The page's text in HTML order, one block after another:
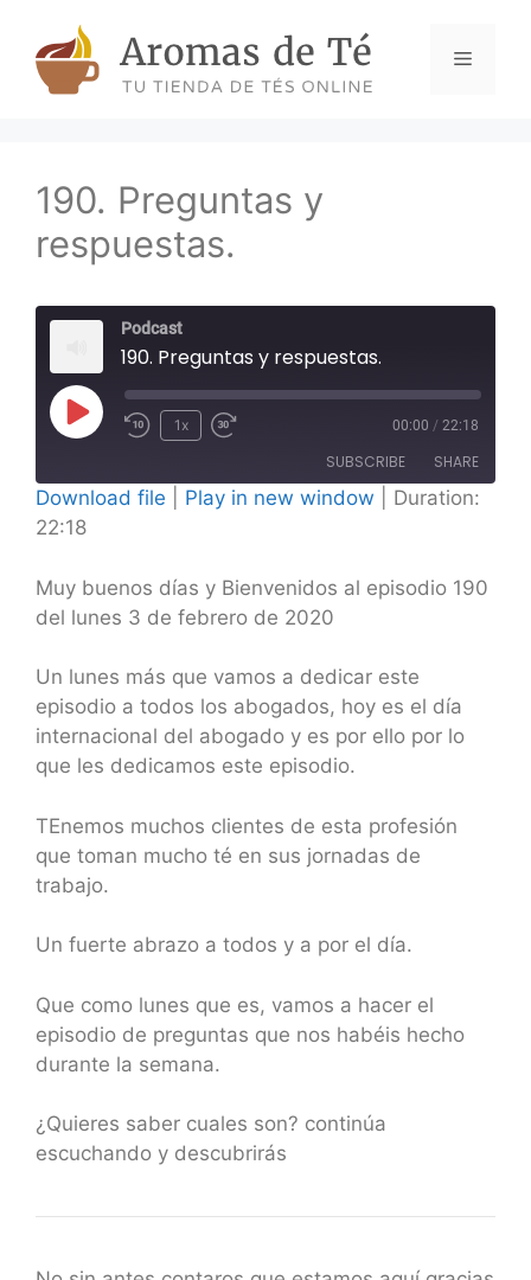
content
Menu
190. Preguntas y
respuestas.
Podcast
190. Preguntas y respuestas.
Play
1x 00:00 / 22:18
SUBSCRIBE SHARE
SHARE
LINK
Download file Play in new window
Duration:
22:18
Muy buenos días y Bienvenidos al episodio 190
del lunes 3 de febrero de 2020
Un lunes más que vamos a dedicar este
episodio a todos los abogados, hoy es el día
internacional del abogado y es por ello por lo
que les dedicamos este episodio.
TEnemos muchos clientes de esta profesión
que toman mucho té en sus jornadas de
trabajo.
Un fuerte abrazo a todos y a por el día.
Que como lunes que es, vamos a hacer el
episodio de preguntas que nos habéis hecho
durante la semana.
¿Quieres saber cuales son? continúa
escuchando y descubrirás